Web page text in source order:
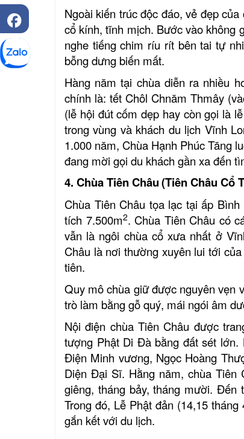
Ngoài kiến trúc độc đáo, vẻ đẹp
cổ kính, tĩnh mịch. Bước vào không
nghe tiếng chim ríu rít bên tai tự
bỗng dưng biến mất.
Hàng năm tại chùa diễn ra nhiều
chính là: tết Chôl Chnăm Thmây
(lễ hội đút cốm dẹp hay còn gọi là
trong vùng và khách du lịch Vĩnh
1.000 năm, Chùa Hạnh Phúc Tăng
đang mời gọi du khách gần xa đến
4. Chùa Tiên Châu(Tiên Châu Cổ
Chùa Tiên Châu tọa lạc tại ấp
tích 7.500m2. Chùa Tiên Châu có
vẫn là ngôi chùa cổ xưa nhất ở
Châu là nơi thường xuyên lui tới
tiên.
Quy mô chùa giữ được nguyên vẹn
trò làm bằng gỗ quý, mái ngói âm
Nội điện chùa Tiên Châu được
tượng Phật Di Đà bằng đất sét
Điện Minh vương, Ngọc Hoàng
Diện Đại Sĩ. Hằng năm, chùa Tiên
giêng, tháng bảy, tháng mười. Đến
Trong đó, Lễ Phật đản (14,15 tháng
gắn kết với du lịch.